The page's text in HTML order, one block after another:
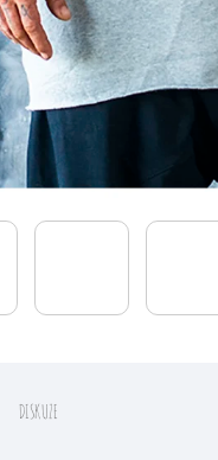
DISKUZE